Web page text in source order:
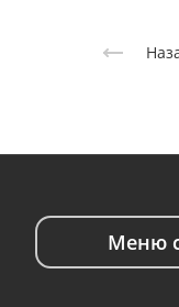
Меню